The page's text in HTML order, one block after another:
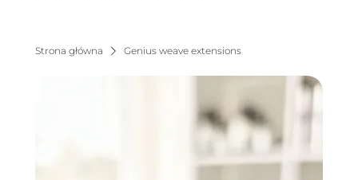
Strona główna Genius weave extensions